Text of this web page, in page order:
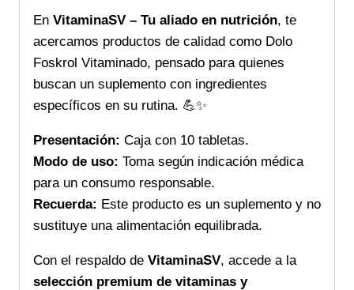
En VitaminaSV – Tu aliado en nutrición, te
acercamos productos de calidad como Dolo
Foskrol Vitaminado, pensado para quienes
buscan un suplemento con ingredientes
específicos en su rutina. 💪✨
Presentación: Caja con 10 tabletas.
Modo de uso: Toma según indicación médica
para un consumo responsable.
Recuerda: Este producto es un suplemento y no
sustituye una alimentación equilibrada.
Con el respaldo de VitaminaSV, accede a la
selección premium de vitaminas y